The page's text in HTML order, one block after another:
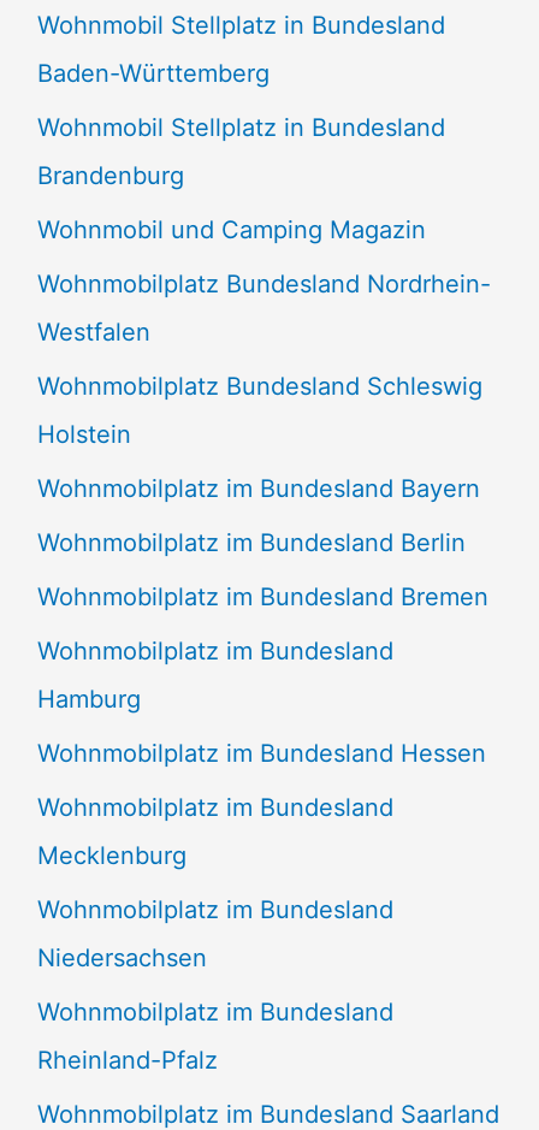
Wohnmobil Stellplatz in Bundesland
Baden-Württemberg
Wohnmobil Stellplatz in Bundesland
Brandenburg
Wohnmobil und Camping Magazin
Wohnmobilplatz Bundesland Nordrhein-
Westfalen
Wohnmobilplatz Bundesland Schleswig
Holstein
Wohnmobilplatz im Bundesland Bayern
Wohnmobilplatz im Bundesland Berlin
Wohnmobilplatz im Bundesland Bremen
Wohnmobilplatz im Bundesland
Hamburg
Wohnmobilplatz im Bundesland Hessen
Wohnmobilplatz im Bundesland
Mecklenburg
Wohnmobilplatz im Bundesland
Niedersachsen
Wohnmobilplatz im Bundesland
Rheinland-Pfalz
Wohnmobilplatz im Bundesland Saarland